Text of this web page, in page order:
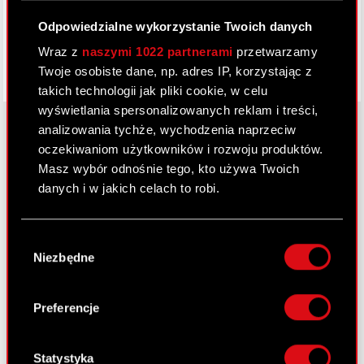
Odpowiedzialne wykorzystanie Twoich danych
Wraz z naszymi 1022 partnerami przetwarzamy
Twoje osobiste dane, np. adres IP, korzystając z
takich technologii jak pliki cookie, w celu
wyświetlania spersonalizowanych reklam i treści,
analizowania tychże, wychodzenia naprzeciw
oczekiwaniom użytkowników i rozwoju produktów.
Masz wybór odnośnie tego, kto używa Twoich
danych i w jakich celach to robi.
lokalizacji geograficznej z dokładnością nawet
Identyfikować Twoje urządzenie, aktywnie
analizując charakteryzującego je zbiory
palca)
zgody
Niezbędne
Preferencje
Statystyka
O CD PROJEKT
Grupa Kapitałowa
Inwestorzy
Kariera